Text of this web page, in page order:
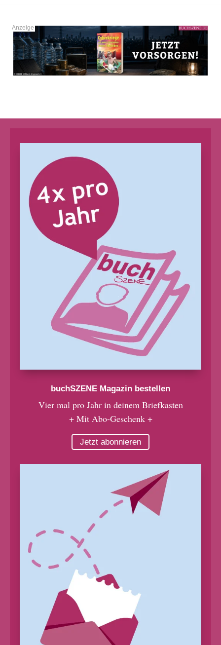
buchSZENE Magazin bestellen
Vier mal pro Jahr in deinem Briefkasten
+ Mit Abo-Geschenk +
Jetzt abonnieren